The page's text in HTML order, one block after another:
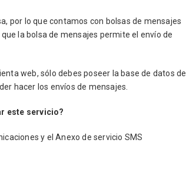
por lo que contamos con bolsas de mensajes
la bolsa de mensajes permite el envío de
web, sólo debes poseer la base de datos de
hacer los envíos de mensajes.
este servicio?
y el Anexo de servicio SMS